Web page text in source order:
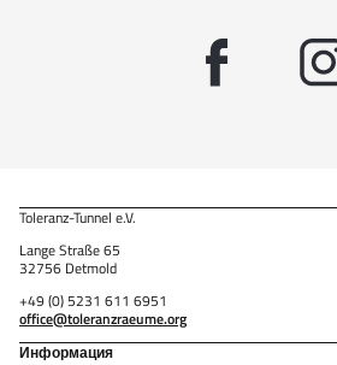
Toleranz-Tunnel e.V.
Lange Straße 65
32756 Detmold
+49 (0) 5231 611 6951
office@toleranzraeume.org
Информация